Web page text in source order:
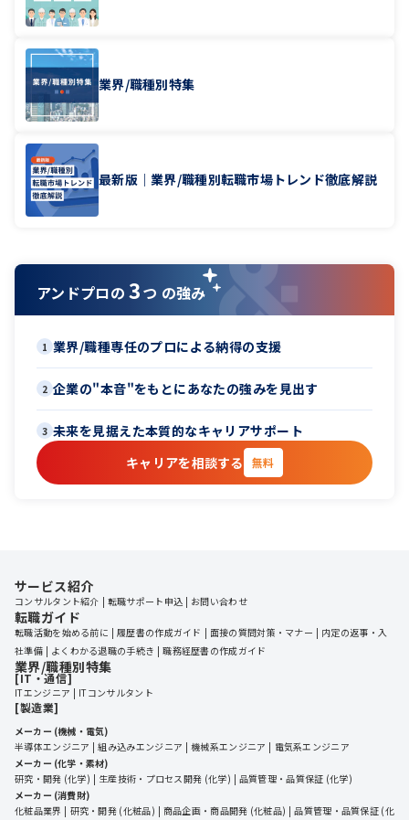
業界/職種別特集
最新版｜業界/職種別転職市場トレンド徹底解説
アンドプロの3つ の強み
1 業界/職種専任のプロによる納得の支援
2 企業の"本音"をもとにあなたの強みを見出す
3 未来を見据えた本質的なキャリアサポート
キャリアを相談する
無料
サービス紹介
コンサルタント紹介 転職サポート申込 お問い合わせ
転職ガイド
転職活動を始める前に 履歴書の作成ガイド 面接の質問対策・マナー
内定の返事・入
社準備
よくわかる退職の手続き 職務経歴書の作成ガイド
業界/職種別特集
[IT・通信]
ITエンジニア ITコンサルタント
[製造業]
メーカー (機械・電気)
半導体エンジニア
組み込みエンジニア 機械系エンジニア
電気系エンジニア
メーカー (化学・素材)
研究・開発 (化学)
生産技術・プロセス開発 (化学)
品質管理・品質保証 (化学)
メーカー (消費財)
化粧品業界
研究・開発 (化粧品) 商品企画・商品開発 (化粧品)
品質管理・品質保証 (化